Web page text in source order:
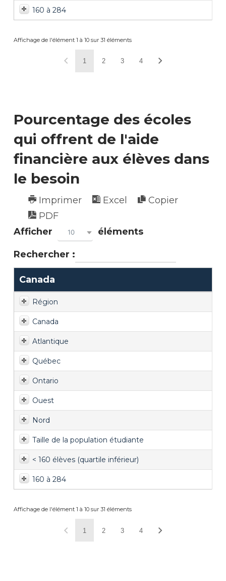
160 à 284
Affichage de l'élément 1 à 10 sur 31 éléments
1 2 3 4
Pourcentage des écoles
qui offrent de l'aide
financière aux élèves dans
le besoin
Imprimer Excel
Copier
PDF
Afficher
10 éléments
Rechercher :
Canada
Région
Canada
Atlantique
Québec
Ontario
Ouest
Nord
Taille de la population étudiante
< 160 élèves (quartile inférieur)
160 à 284
Affichage de l'élément 1 à 10 sur 31 éléments
1 2 3 4